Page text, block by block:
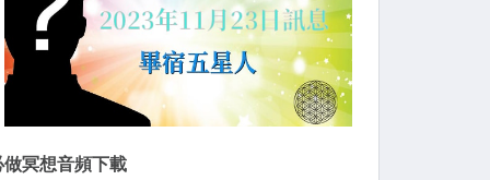
做冥想音頻下載